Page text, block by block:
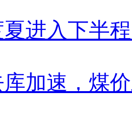
进入下半
加速，煤